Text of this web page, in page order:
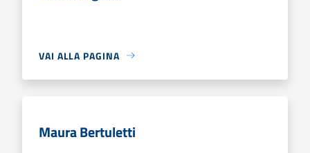
VAI ALLA PAGINA
Maura Bertuletti